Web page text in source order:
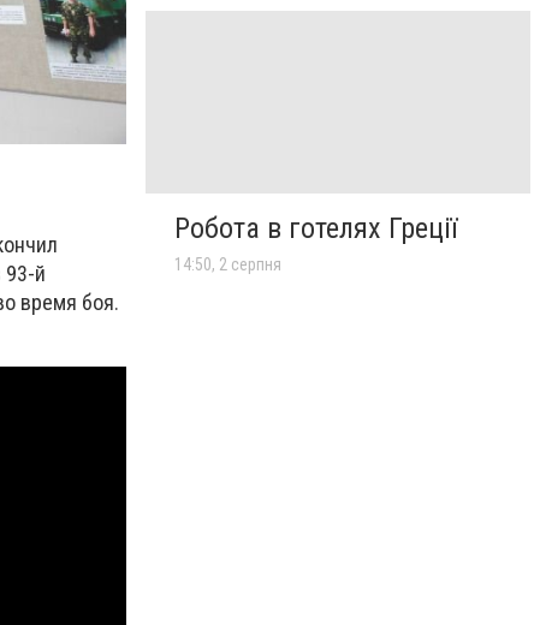
93-й
время боя.
Робота в готелях Греції
14:50, 2 серпня